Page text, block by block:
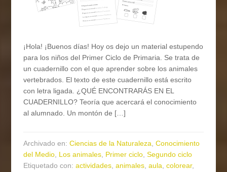
¡Hola! ¡Buenos días! Hoy os dejo un material estupendo
para los niños del Primer Ciclo de Primaria. Se trata de
un cuadernillo con el que aprender sobre los animales
vertebrados. El texto de este cuadernillo está escrito
con letra ligada. ¿QUÉ ENCONTRARÁS EN EL
CUADERNILLO? Teoría que acercará el conocimiento
al alumnado. Un montón de […]
Archivado en:Ciencias de la Naturaleza,Conocimiento
del Medio, Los animales, Primer ciclo,Segundo ciclo
Etiquetado con:actividades,animales,aula,colorear,